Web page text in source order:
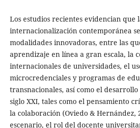
Los estudios recientes evidencian que
internacionalización contemporánea
modalidades innovadoras, entre las
aprendizaje en línea a gran escala, la
internacionales de universidades, el
microcredenciales y programas de
transnacionales, así como el
siglo XXI, tales como el pensamiento
la colaboración (Oviedo & Hernández,
escenario, el rol del docente